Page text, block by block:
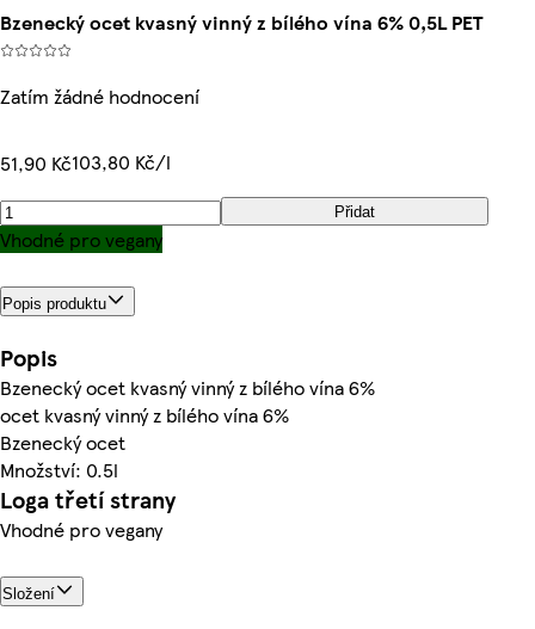
Bzenecký ocet kvasný vinný z bílého vína 6% 0,5L PET
Zatím žádné hodnocení
51,90 Kč103,80 Kč/l
Přidat
Vhodné pro vegany
Popis produktu
Popis
Bzenecký ocet kvasný vinný z bílého vína 6%
ocet kvasný vinný z bílého vína 6%
Bzenecký ocet
Množství: 0.5l
Loga třetí strany
Vhodné pro vegany
Složení